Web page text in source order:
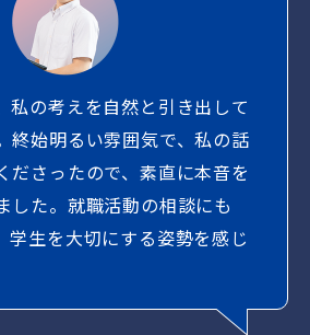
私の考えを自然と引き出して
終始明るい雰囲気で、私の話
ださったので、素直に本音を
した。就職活動の相談にも
学生を大切にする姿勢を感じ